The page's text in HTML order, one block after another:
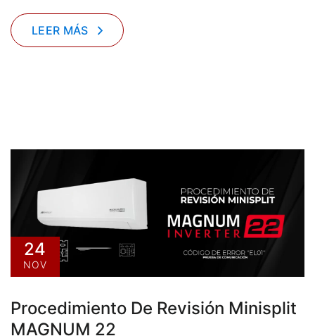
LEER MÁS
24
NOV
Procedimiento De Revisión Minisplit
MAGNUM 22